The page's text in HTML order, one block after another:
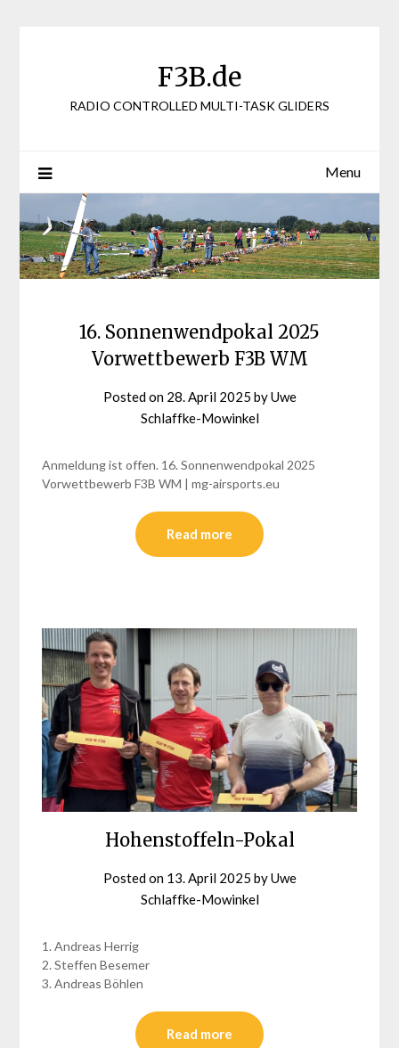
F3B.de
RADIO CONTROLLED MULTI-TASK GLIDERS
Menu
16. Sonnenwendpokal 2025
Vorwettbewerb F3B WM
Posted on 28. April 2025 byUwe
Schlaffke-Mowinkel
Anmeldung ist offen. 16. Sonnenwendpokal 2025
Vorwettbewerb F3B WM | mg-airsports.eu
Read more
Hohenstoffeln-Pokal
Posted on 13. April 2025 byUwe
Schlaffke-Mowinkel
1. Andreas Herrig
2. Steffen Besemer
3. Andreas Böhlen
Read more